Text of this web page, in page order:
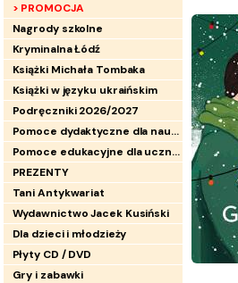
> PROMOCJA
Nagrody szkolne
Kryminalna Łódź
Książki Michała Tombaka
Książki w języku ukraińskim
Podręczniki 2026/2027
Pomoce dydaktyczne dla nauczycieli
Pomoce edukacyjne dla uczniów
PREZENTY
Tani Antykwariat
Wydawnictwo Jacek Kusiński
Dla dzieci i młodzieży
Płyty CD / DVD
Gry i zabawki